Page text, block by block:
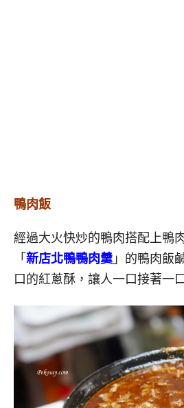
鴨肉飯
經過大火快炒的鴨肉搭配上鴨
「 新店北鴨鴨肉羹 」的鴨肉飯
口的紅蔥酥，讓人一口接著一